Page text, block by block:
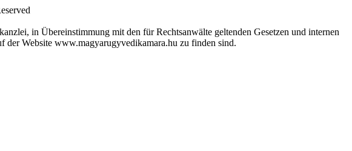
in Übereinstimmung mit den für Rechtsanwälte geltenden Gesetzen und internen
der Website www.magyarugyvedikamara.hu zu finden sind.